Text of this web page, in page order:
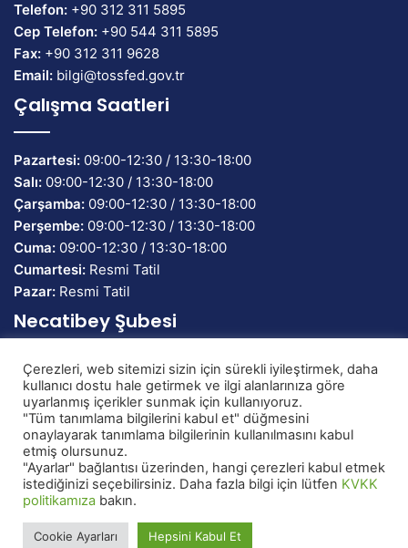
Telefon: +90 312 311 5895
Cep Telefon: +90 544 311 5895
Fax: +90 312 311 9628
Email: bilgi@tossfed.gov.tr
Çalışma Saatleri
Pazartesi: 09:00-12:30 / 13:30-18:00
Salı: 09:00-12:30 / 13:30-18:00
Çarşamba: 09:00-12:30 / 13:30-18:00
Perşembe: 09:00-12:30 / 13:30-18:00
Cuma: 09:00-12:30 / 13:30-18:00
Cumartesi: Resmi Tatil
Pazar: Resmi Tatil
Necatibey Şubesi
Banka Adı:TEB Bankası
IBAN:TR58 0003 2000 0000 0086 7134 82
© Copyright 2026, All Rights Reserved. | Designed, Developed
And Powered byMetu Bilişim
RSS Facebook
X
Çerezleri, web sitemizi sizin için sürekli iyileştirmek, daha
kullanıcı dostu hale getirmek ve ilgi alanlarınıza göre
uyarlanmış içerikler sunmak için kullanıyoruz.
"Tüm tanımlama bilgilerini kabul et" düğmesini
onaylayarak tanımlama bilgilerinin kullanılmasını kabul
etmiş olursunuz.
"Ayarlar" bağlantısı üzerinden, hangi çerezleri kabul etmek
istediğinizi seçebilirsiniz. Daha fazla bilgi için lütfen KVKK
politikamıza bakın.
Cookie Ayarları Hepsini Kabul Et